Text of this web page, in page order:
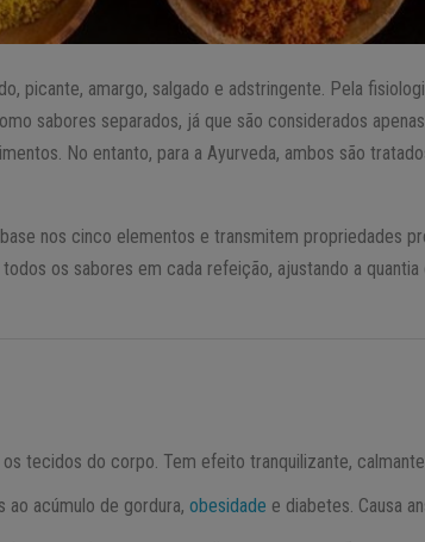
picante, amargo, salgado e adstringente. Pela
sabores separados, já que são considerados
No entanto, para a Ayurveda, ambos são
nos cinco elementos e transmitem propriedades
os sabores em cada refeição, ajustando a
tecidos do corpo. Tem efeito tranquilizante,
ao acúmulo de gordura,obesidade e diabetes. Causa